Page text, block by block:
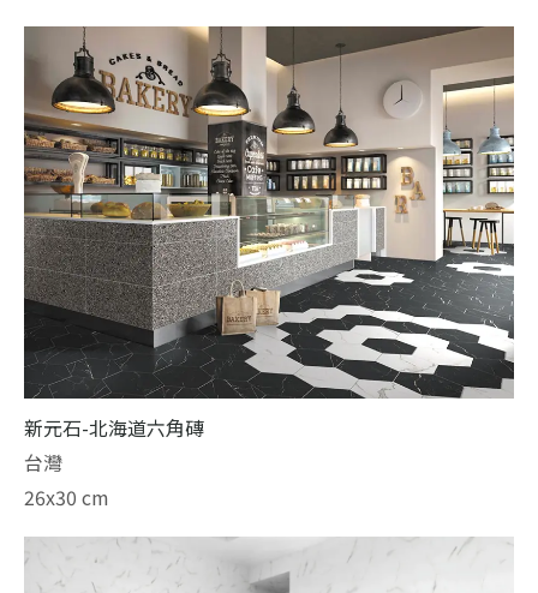
新元石-北海道六角磚
台灣
26x30 cm